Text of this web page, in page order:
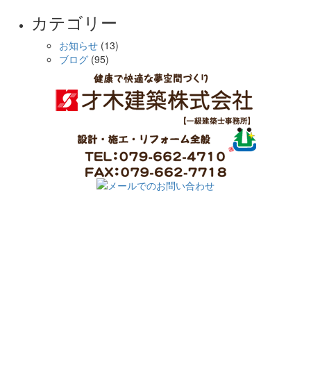
カテゴリー
お知らせ (13)
ブログ (95)